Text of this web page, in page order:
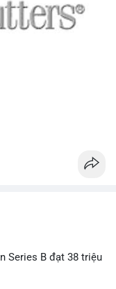
Series B đạt 38 triệu